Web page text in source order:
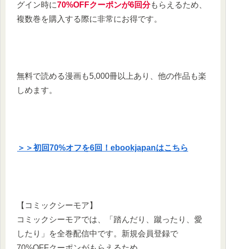
グイン時に70%OFFクーポンが6回分もらえるため、
複数巻を購入する際に非常にお得です。​
無料で読める漫画も5,000冊以上あり、他の作品も楽
しめます。​
＞＞初回70%オフを6回！ebookjapanはこちら
【コミックシーモア】
コミックシーモアでは、「踏んだり、蹴ったり、愛
したり」を全巻配信中です。​新規会員登録で